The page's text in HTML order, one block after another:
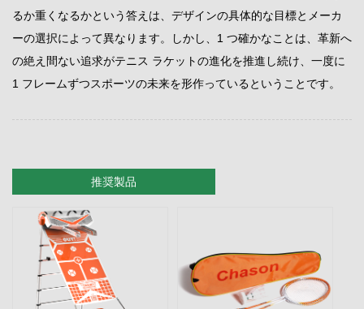
るか重くなるかという答えは、デザインの具体的な目標とメーカ
ーの選択によって異なります。しかし、1 つ確かなことは、革新へ
の絶え間ない追求がテニス ラケットの進化を推進し続け、一度に
1 フレームずつスポーツの未来を形作っているということです。
推奨製品